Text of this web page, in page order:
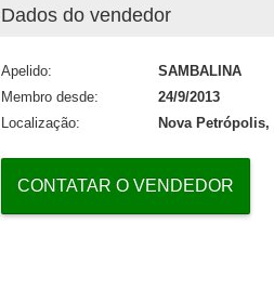
Dados do vendedor
Apelido:
SAMBALINA
Membro desde:
24/9/2013
Localização:
Nova
CONTATAR O VENDEDOR